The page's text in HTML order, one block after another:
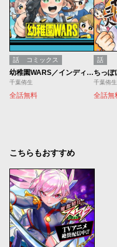
話 コミックス
幼稚園WARS／インディーズ版
千葉侑生
全話無料
話
ちっぽ
千葉侑生
全話無
こちらもおすすめ